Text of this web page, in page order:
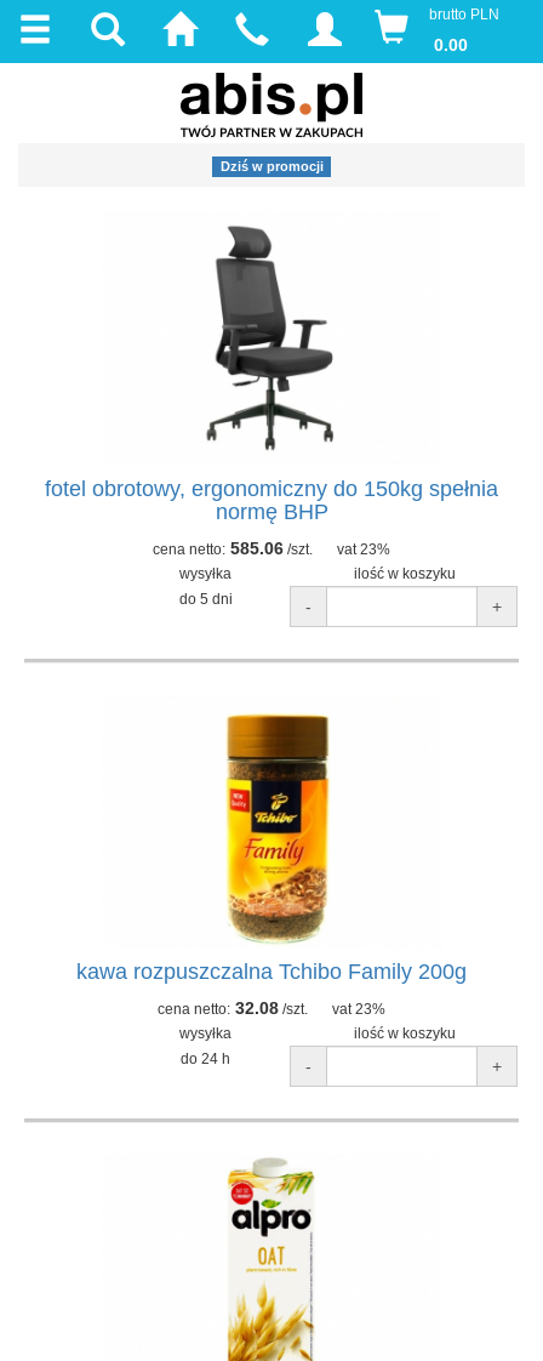
brutto PLN
0.00
Dziś w promocji
fotel obrotowy, ergonomiczny do 150kg spełnia
normę BHP
cena netto: 585.06 /szt.
vat 23%
wysyłka
ilość w koszyku
do 5 dni
- +
kawa rozpuszczalna Tchibo Family 200g
cena netto: 32.08 /szt.
vat 23%
wysyłka
ilość w koszyku
do 24 h
- +